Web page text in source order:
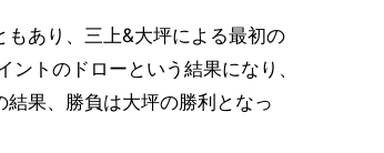
あり、三上&大坪による最初の
トのドローという結果になり、
果、勝負は大坪の勝利となっ